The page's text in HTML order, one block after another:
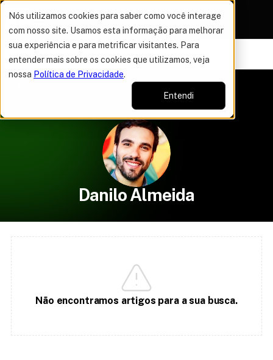
Nós utilizamos cookies para saber como você interage
com nosso site. Usamos esta informação para melhorar
sua experiência e para metrificar visitantes. Para
entender mais sobre os cookies que utilizamos, veja
nossa Política de Privacidade.
Entendi
ANO VAGAS POR TEMPO LIMITADO
13% 50% OFF EM
Danilo Almeida
Não encontramos artigos para a sua busca.